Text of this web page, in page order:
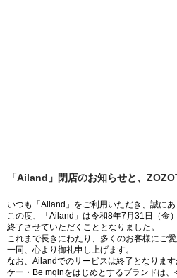
「Ailand」閉店のお知らせと、
いつも「Ailand」をご利用いただき、誠にあ
この度、「Ailand」は令和8年7月31日（金
終了させていただくこととなりました。
これまで長きにわたり、多くのお客様にご
一同、心より御礼申し上げます。
なお、Ailandでのサービスは終了となりま
ケー・Be mqinをはじめとするブランドは